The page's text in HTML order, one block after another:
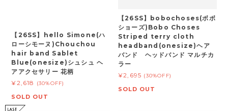
【26SS】hello Simone(ハ
ローシモーヌ)Chouchou
hair band Sablet
Blue(onesize)シュシュ ヘ
アアクセサリー 花柄
¥2,618
(30%OFF)
SOLD OUT
【26SS】bobochoses(ボボ
ショーズ)Bobo Choses
Striped terry cloth
headband(onesize)ヘア
バンド ヘッドバンド マルチカ
ラー
¥2,695 (30%OFF)
SOLD OUT